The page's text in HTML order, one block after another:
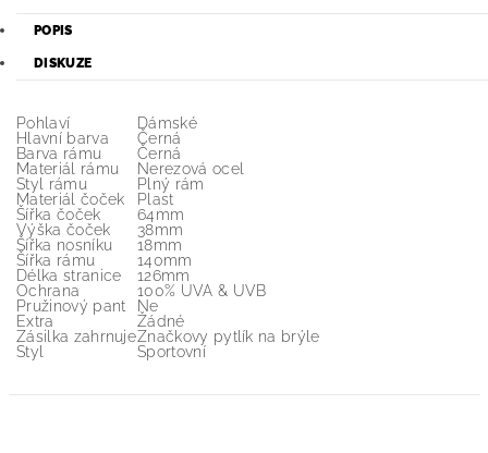
POPIS
DISKUZE
Pohlaví
Dámské
Hlavní barva
Černá
Barva rámu
Černá
Materiál rámu
Nerezová ocel
Styl rámu
Plný rám
Materiál čoček
Plast
Šířka čoček
64mm
Výška čoček
38mm
Šířka nosníku
18mm
Šířka rámu
140mm
Délka stranice
126mm
Ochrana
100% UVA & UVB
Pružinový pant
Ne
Extra
Žádné
Zásilka zahrnujeZnačkovy pytlík na brýle
Styl
Sportovní